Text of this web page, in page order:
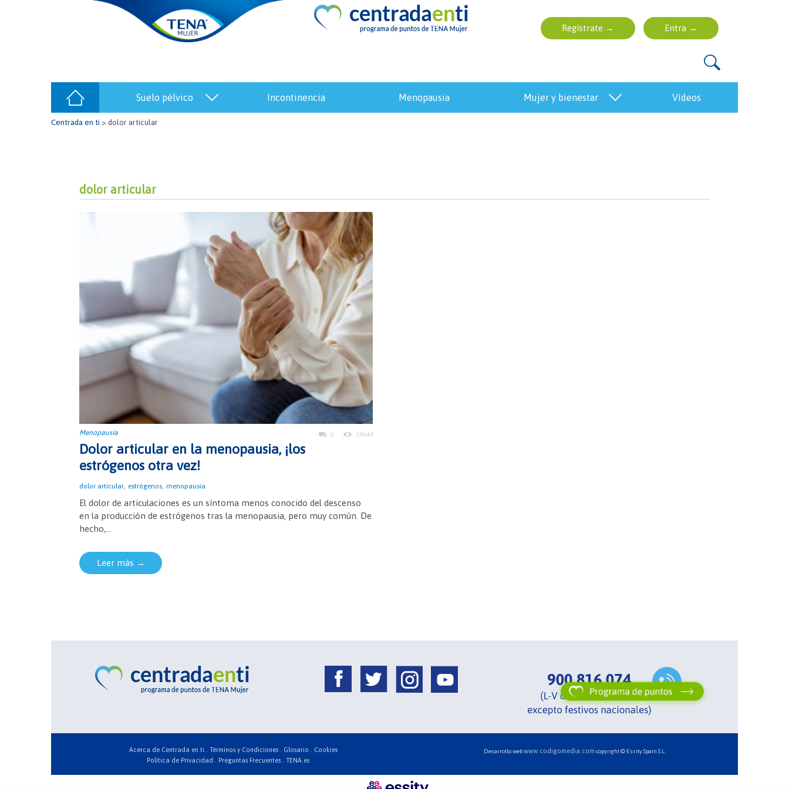
suelo pélvico incontinencia menopausia mujer y bienestar vídeos
Centrada en ti > dolor articular
dolor articular
Menopausia 0 39644
Dolor articular en la menopausia, ¡los
estrógenos otra vez!
dolor articular, estrógenos, menopausia
El dolor de articulaciones es un síntoma menos conocido del descenso
en la producción de estrógenos tras la menopausia, pero muy común. De
hecho,...
Leer más →
Desarrollo webwww.codigomedia.com copyright © Essity Spain S.L.
Acerca de Centrada en ti . Términos y Condiciones . Glosario .
Cookies
Política de Privacidad .
Preguntas Frecuentes . TENA.es